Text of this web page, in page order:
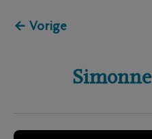
← Vorige
Simonne